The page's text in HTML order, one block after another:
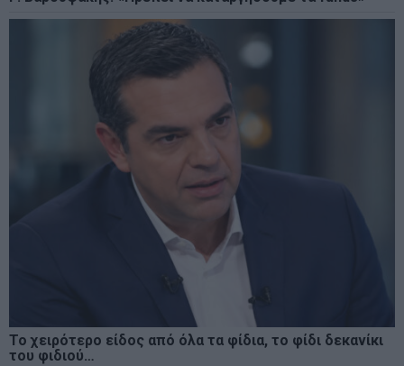
Το χειρότερο είδος από όλα τα φίδια, το φίδι δεκανίκι
του φιδιού…